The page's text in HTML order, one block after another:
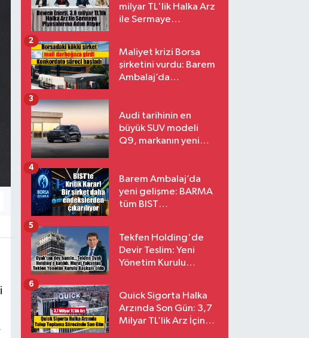
milyar TL'lik Halka Arz
ile Sermaye
Maliyet krizi Borsa
şirketini vurdu: Barem
Ambalaj’da
2
Audi tarihinin en
büyük SUV modeli
Q9, markanın yeni
3
Barem Ambalaj’da
yeni gelişme: BARMA
tüm BIST
4
Tekfen Holding'de
Devir Teslim: Yeni
Yönetim Kurulu
5
Quick Sigorta Halka
Arzında Son Gün: 3,7
Milyar TL’lik Arz İçin
6